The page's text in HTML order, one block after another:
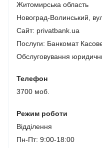
Житомирська область
Новоград-Волинський,
Сайт: privatbank.ua
Послуги: Банкомат
Обслуговування
Телефон
3700 моб.
Режим роботи
Відділення
Пн-Пт: 9:00-18:00